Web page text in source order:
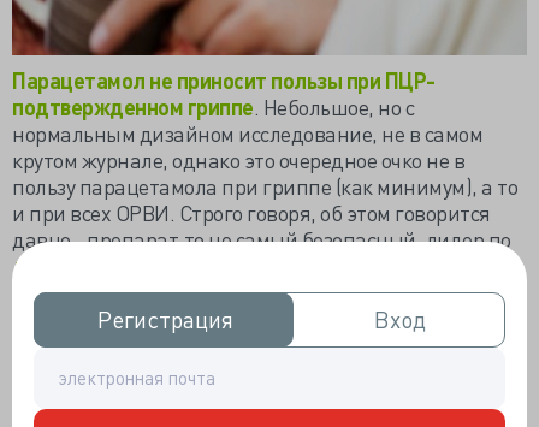
Регистрация
Регистрация Вход
Вход
Парацетамол не приносит пользы при ПЦР-
подтвержденном гриппе . Небольшое, но с
нормальным дизайном исследование, не в самом
крутом журнале, однако это очередное очко не в
пользу парацетамола при гриппе (как минимум), а то
и при всех ОРВИ. Строго говоря, об этом говорится
давно - препарат-то не самый безопасный, лидер по
лекарственным гепатитам
дозировку уже сколько раз пересматривали в сторону
уменьшения, ну и т.д. Плюс его включают во все
сиропы, порошки для приготовления горячего питья
и прочие комбинированные средства «от простуды».
И редко кто из пациентов считает весь парацетамол,